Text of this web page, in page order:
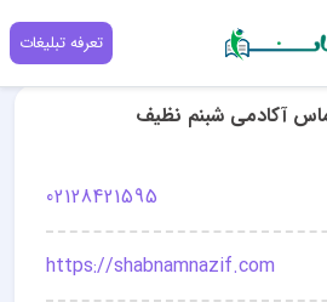
تعرفه تبلیغات
آکادمی شبنم نظیف
02128421595
https://shabnamnazif.com